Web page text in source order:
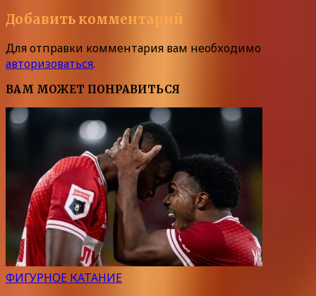
Добавить комментарий
Для отправки комментария вам необходимо
авторизоваться.
ВАМ МОЖЕТ ПОНРАВИТЬСЯ
ФИГУРНОЕ КАТАНИЕ